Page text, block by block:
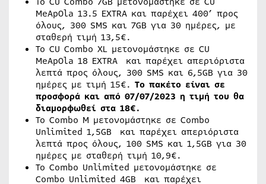
MeApOla 13.5 EXTRA και παρέχει 400’ προς
όλους, 300 SMS και 7GB για 30 ημέρες, με
σταθερή τιμή 13,5€.
Το CU Combo XL μετονομάστηκε σε CU
MeApOla 18 EXTRA και παρέχει απεριόριστα
λεπτά προς όλους, 300 SMS και 6,5GB για 30
ημέρες με τιμή 15€. To πακέτο είναι σε
προσφορά και από 07/07/2023 η τιμή του θα
διαμορφωθεί στα 18€.
Το Combo M μετονομάστηκε σε Combo
Unlimited 1,5GB και παρέχει απεριόριστα
λεπτά προς όλους, 100 SMS και 1,5GB για 30
ημέρες με σταθερή τιμή 10,9€.
Το Combo Unlimited μετονομάστηκε σε
Combo Unlimited 4GB και παρέχει